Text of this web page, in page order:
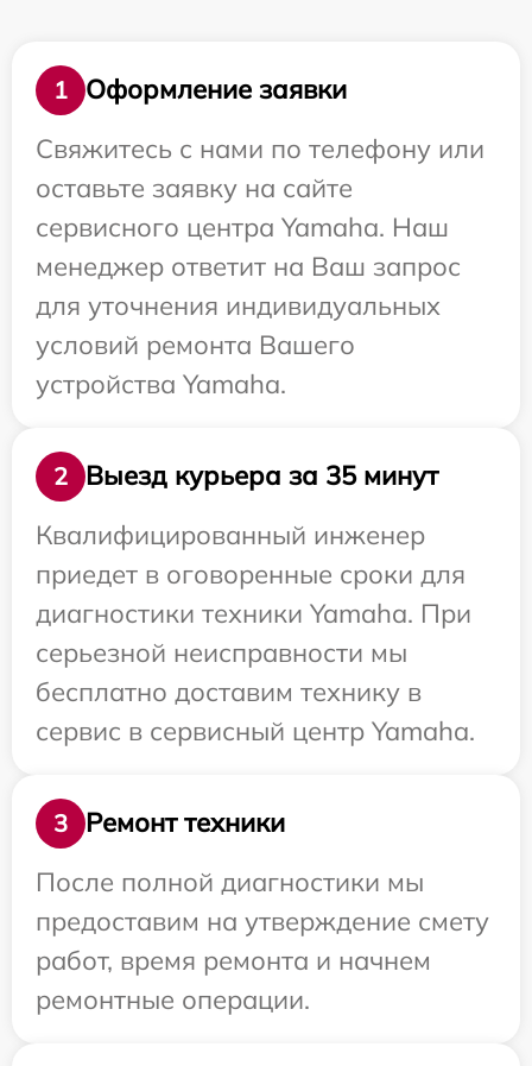
1
Оформление заявки
Свяжитесь с нами по телефону или
оставьте заявку на сайте
сервисного центра Yamaha. Наш
менеджер ответит на Ваш запрос
для уточнения индивидуальных
условий ремонта Вашего
устройства Yamaha.
2
Выезд курьера за 35 минут
Квалифицированный инженер
приедет в оговоренные сроки для
диагностики техники Yamaha. При
серьезной неисправности мы
бесплатно доставим технику в
сервис в сервисный центр Yamaha.
3
Ремонт техники
После полной диагностики мы
предоставим на утверждение смету
работ, время ремонта и начнем
ремонтные операции.